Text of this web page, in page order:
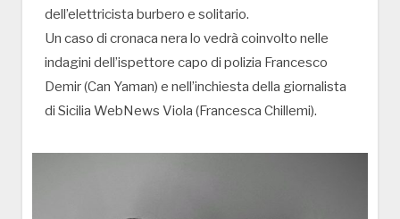
dell’elettricista burbero e solitario.
Un caso di cronaca nera lo vedrà coinvolto nelle
indagini dell’ispettore capo di polizia Francesco
Demir (Can Yaman) e nell’inchiesta della giornalista
di Sicilia WebNews Viola (Francesca Chillemi).